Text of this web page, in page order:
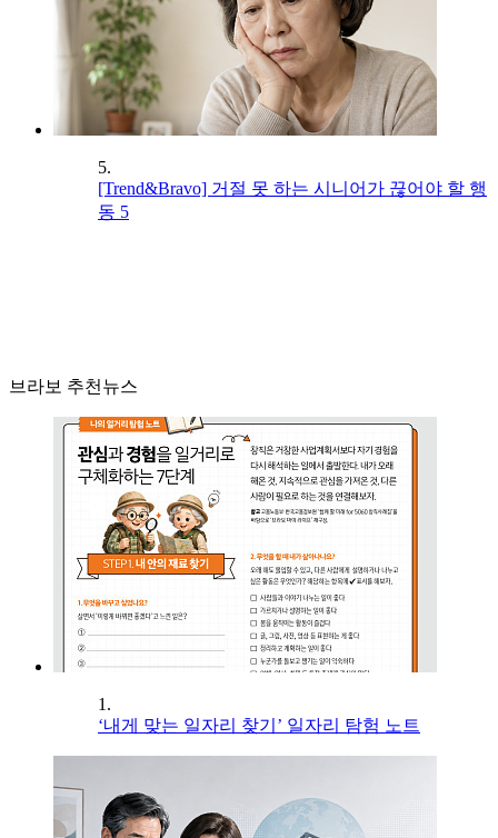
5.
[Trend&Bravo] 거절 못 하는 시니어가 끊어야 할 행
동 5
브라보 추천뉴스
1.
‘내게 맞는 일자리 찾기’ 일자리 탐험 노트